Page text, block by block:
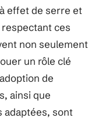
effet de serre et
respectant ces
non seulement
un rôle clé
de
ainsi que
adaptées, sont